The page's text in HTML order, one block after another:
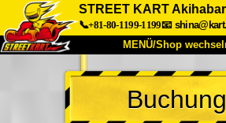
STREET KART
📞+81-80-1199-1199📧
MENÜ/Shop
START
Über uns Spezifikationen
Buchung